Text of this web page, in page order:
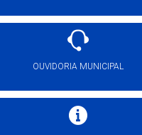
OUVIDORIA MUNICIPAL